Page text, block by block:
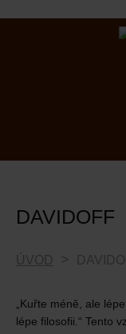
DAVIDOFF
ÚVOD
„Kuřte méně, ale
lépe filosofii.“ Tento